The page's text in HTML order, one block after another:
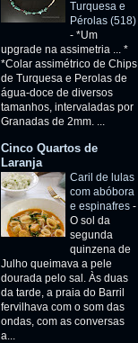
Turquesa e
Pérolas (518)
- *Um
upgrade na assimetria ... *
*Colar assimétrico de Chips
de Turquesa e Perolas de
água-doce de diversos
tamanhos, intervaladas por
Granadas de 2mm. ...
Cinco Quartos de
Laranja
Caril de lulas
com abóbora
e espinafres -
O sol da
segunda
quinzena de
Julho queimava a pele
dourada pelo sal. Às duas
da tarde, a praia do Barril
fervilhava com o som das
ondas, com as conversas
a...